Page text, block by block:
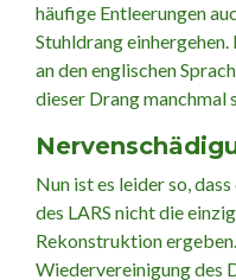
häufige Entleerungen
Stuhldrang einhergehen.
an den englischen
dieser Drang manchmal
Nun ist es leider so,
des LARS nicht die
Rekonstruktion
Wiedervereinigung des